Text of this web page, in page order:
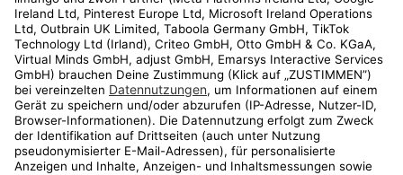
Kundenservice
Shop
Aktionen
Travel